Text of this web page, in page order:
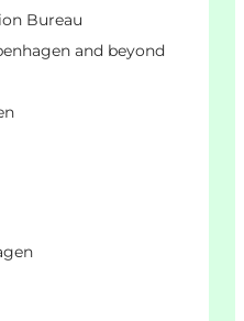
Bureau
and beyond